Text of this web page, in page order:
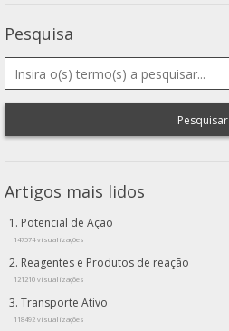
Pesquisa
Pesquisar
Artigos mais lidos
Potencial de Ação
147574 visualizações
Reagentes e Produtos de reação
121210 visualizações
Transporte Ativo
118492 visualizações